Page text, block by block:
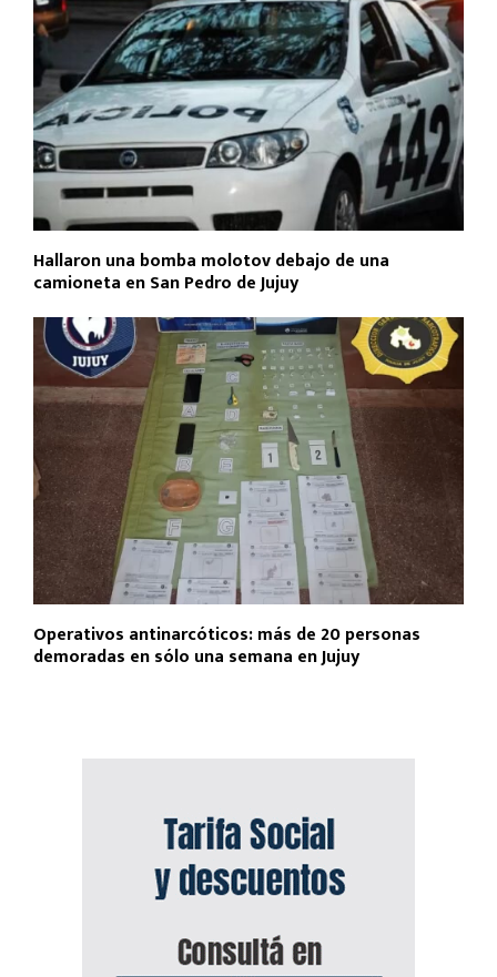
Hallaron una bomba molotov debajo de una
camioneta en San Pedro de Jujuy
Operativos antinarcóticos: más de 20 personas
demoradas en sólo una semana en Jujuy